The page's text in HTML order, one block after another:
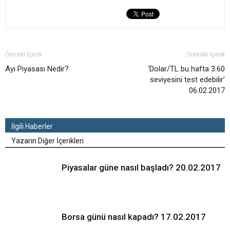
Önceki İçerik
Ayı Piyasası Nedir?
Sonraki İçerik
‘Dolar/TL bu hafta 3.60
seviyesini test edebilir’
06.02.2017
İlgili Haberler
Yazarın Diğer İçerikleri
Piyasalar güne nasıl başladı? 20.02.2017
Borsa günü nasıl kapadı? 17.02.2017